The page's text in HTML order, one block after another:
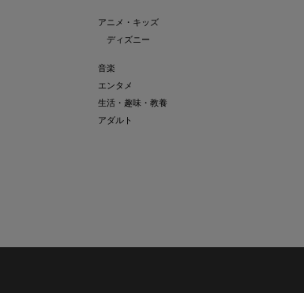
アニメ・キッズ
ディズニー
音楽
エンタメ
生活・趣味・教養
アダルト